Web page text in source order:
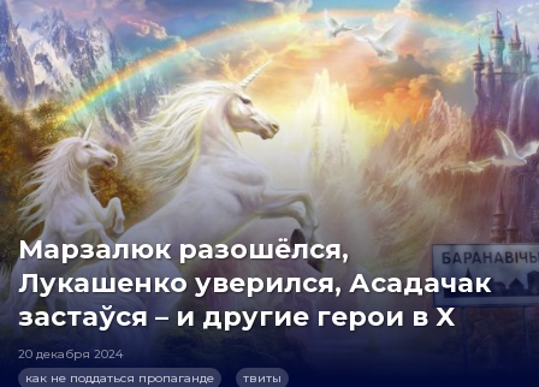
Марзалюк разошёлся,
Лукашенко уверился, Асадачак
застаўся – и другие герои в X
20 декабря 2024
как не поддаться пропаганде
твиты